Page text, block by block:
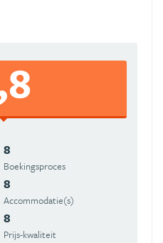
8
Boekingsproces
8
Accommodatie(s)
8
Prijs-kwaliteit